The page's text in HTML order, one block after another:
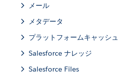
メール
メタデータ
プラットフォームキャッシュ
Salesforce ナレッジ
Salesforce Files